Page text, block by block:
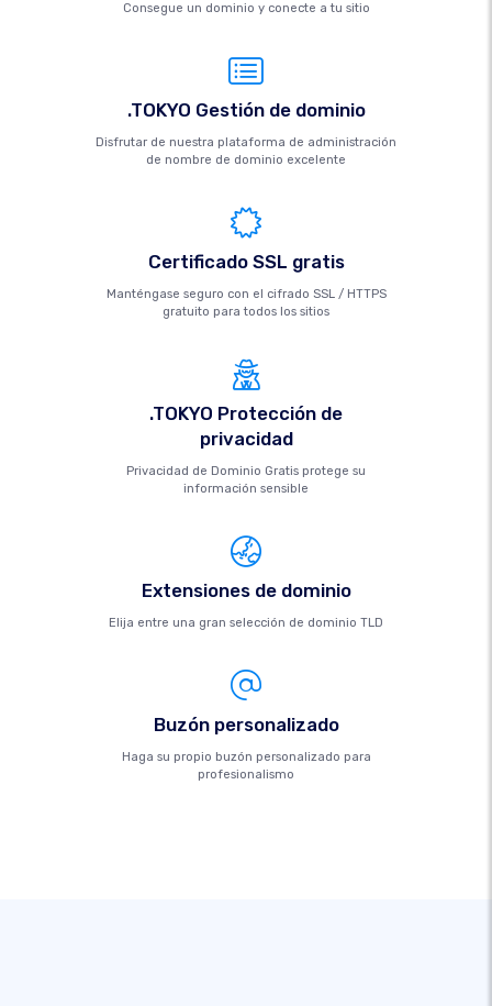
Consegue un dominio y conecte a tu sitio
.TOKYO Gestión de dominio
Disfrutar de nuestra plataforma de administración
de nombre de dominio excelente
Certificado SSL gratis
Manténgase seguro con el cifrado SSL / HTTPS
gratuito para todos los sitios
.TOKYO Protección de
privacidad
Privacidad de Dominio Gratis protege su
información sensible
Extensiones de dominio
Elija entre una gran selección de dominio TLD
Buzón personalizado
Haga su propio buzón personalizado para
profesionalismo